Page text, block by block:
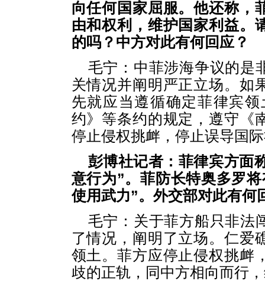
向任何国家屈服。他还称，
由和权利，维护国家利益。
的吗？中方对此有何回应？
毛宁：中菲涉海争议的是
关情况并阐明严正立场。如
先就应当遵循确定菲律宾
约》等条约的规定，遵守《
停止侵权挑衅，停止误导国
彭博社记者：菲律宾方面
意行为”。菲防长特奥多罗
使用武力”。外交部对此有何
毛宁：关于菲方船只非法
了情况，阐明了立场。仁爱
领土。菲方应停止侵权挑衅
歧的正轨，同中方相向而行